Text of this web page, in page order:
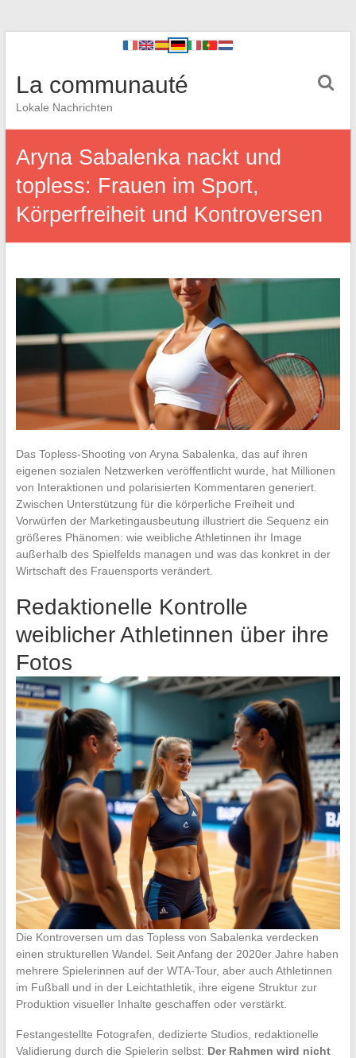
La communauté
Lokale Nachrichten
Aryna Sabalenka nackt und
topless: Frauen im Sport,
Körperfreiheit und Kontroversen
Das Topless-Shooting von Aryna Sabalenka, das auf ihren
eigenen sozialen Netzwerken veröffentlicht wurde, hat Millionen
von Interaktionen und polarisierten Kommentaren generiert.
Zwischen Unterstützung für die körperliche Freiheit und
Vorwürfen der Marketingausbeutung illustriert die Sequenz ein
größeres Phänomen: wie weibliche Athletinnen ihr Image
außerhalb des Spielfelds managen und was das konkret in der
Wirtschaft des Frauensports verändert.
Redaktionelle Kontrolle
weiblicher Athletinnen über ihre
Fotos
Die Kontroversen um das Topless von Sabalenka verdecken
einen strukturellen Wandel. Seit Anfang der 2020er Jahre haben
mehrere Spielerinnen auf der WTA-Tour, aber auch Athletinnen
im Fußball und in der Leichtathletik, ihre eigene Struktur zur
Produktion visueller Inhalte geschaffen oder verstärkt.
Festangestellte Fotografen, dedizierte Studios, redaktionelle
Validierung durch die Spielerin selbst: Der Rahmen wird nicht